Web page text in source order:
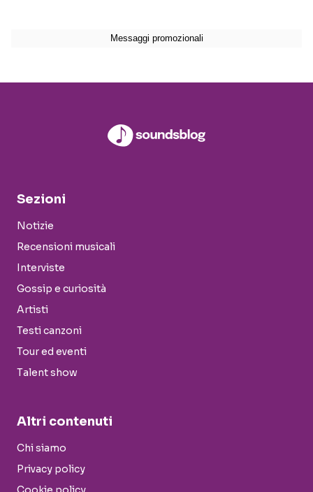
Sezioni
Notizie
Recensioni musicali
Interviste
Gossip e curiosità
Artisti
Testi canzoni
Tour ed eventi
Talent show
Altri contenuti
Chi siamo
Privacy policy